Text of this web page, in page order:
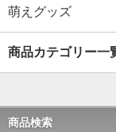
萌えグッズ
商品カテゴリー一
商品検索